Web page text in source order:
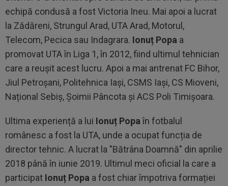
echipă condusă a fost Victoria Ineu. Mai apoi a lucrat
la Zădăreni, Strungul Arad, UTA Arad, Motorul,
Telecom, Pecica sau Indagrara. Ionuț Popa a
promovat UTA în Liga 1, în 2012, fiind ultimul tehnician
care a reușit acest lucru. Apoi a mai antrenat FC Bihor,
Jiul Petroșani, Politehnica Iași, CSMS Iași, CS Mioveni,
Național Sebiș, Șoimii Pâncota și ACS Poli Timișoara.
Ultima experiență a lui Ionuț Popaîn fotbalul
românesc a fost la UTA, unde a ocupat funcția de
director tehnic. A lucrat la "Bătrâna Doamnă" din aprilie
2018 până în iunie 2019. Ultimul meci oficial la care a
participat Ionuț Popa a fost chiar împotriva formației